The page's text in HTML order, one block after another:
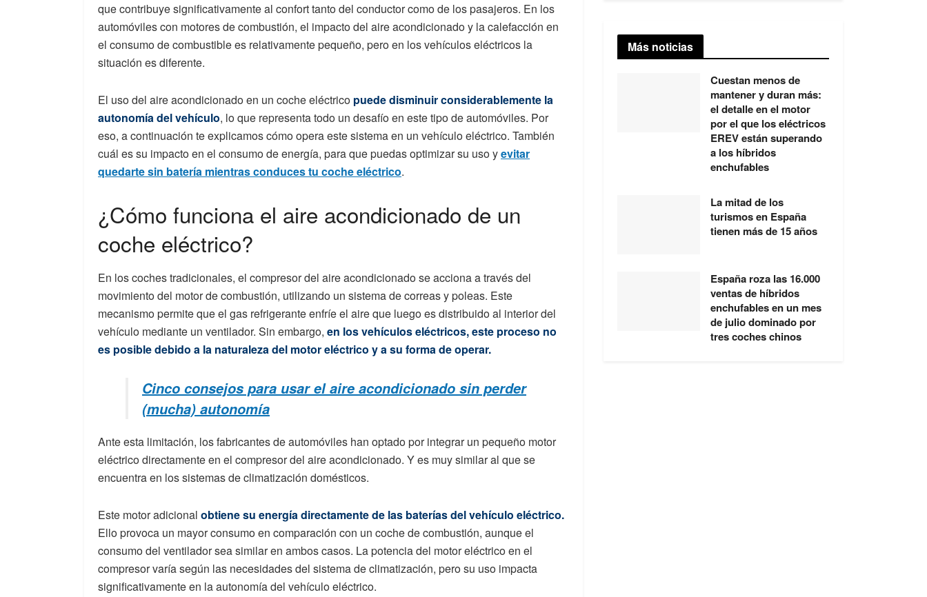
que contribuye significativamente al confort tanto del conductor como de los pasajeros. En los
automóviles con motores de combustión, el impacto del aire acondicionado y la calefacción en
el consumo de combustible es relativamente pequeño, pero en los vehículos eléctricos la
situación es diferente.
El uso del aire acondicionado en un coche eléctrico puede disminuir considerablemente la
autonomía del vehículo, lo que representa todo un desafío en este tipo de automóviles. Por
eso, a continuación te explicamos cómo opera este sistema en un vehículo eléctrico. También
cuál es su impacto en el consumo de energía, para que puedas optimizar su uso yevitar
quedarte sin batería mientras conduces tu coche eléctrico.
¿Cómo funciona el aire acondicionado de un
coche eléctrico?
En los coches tradicionales, el compresor del aire acondicionado se acciona a través del
movimiento del motor de combustión, utilizando un sistema de correas y poleas. Este
mecanismo permite que el gas refrigerante enfríe el aire que luego es distribuido al interior del
vehículo mediante un ventilador. Sin embargo, en los vehículos eléctricos, este proceso no
es posible debido a la naturaleza del motor eléctrico y a su forma de operar.
Cinco consejos para usar el aire acondicionado sin perder
(mucha) autonomía
Ante esta limitación, los fabricantes de automóviles han optado por integrar un pequeño motor
eléctrico directamente en el compresor del aire acondicionado. Y es muy similar al que se
encuentra en los sistemas de climatización domésticos.
Este motor adicional obtiene su energía directamente de las baterías del vehículo eléctrico.
Ello provoca un mayor consumo en comparación con un coche de combustión, aunque el
consumo del ventilador sea similar en ambos casos. La potencia del motor eléctrico en el
compresor varía según las necesidades del sistema de climatización, pero su uso impacta
significativamente en la autonomía del vehículo eléctrico.
Más noticias
Cuestan menos de
mantener y duran más:
el detalle en el motor
por el que los eléctricos
EREV están superando
a los híbridos
enchufables
La mitad de los
turismos en España
tienen más de 15 años
España roza las 16.000
ventas de híbridos
enchufables en un mes
de julio dominado por
tres coches chinos